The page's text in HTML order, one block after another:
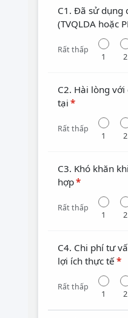
C1. Đã sử dụng
(TVQLDA hoặc
Rất thấp
1 2
C2. Hài lòng
tại *
Rất thấp
1 2
C3. Khó khăn
hợp*
Rất thấp
1 2
C4. Chi phí tư
lợi ích thực tế*
Rất thấp
1 2